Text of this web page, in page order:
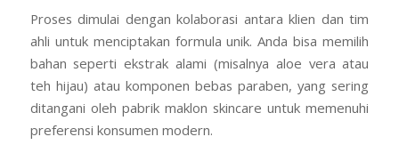
Proses dimulai dengan kolaborasi antara klien dan tim
ahli untuk menciptakan formula unik. Anda bisa memilih
bahan seperti ekstrak alami (misalnya aloe vera atau
teh hijau) atau komponen bebas paraben, yang sering
ditangani oleh pabrik maklon skincare untuk memenuhi
preferensi konsumen modern.